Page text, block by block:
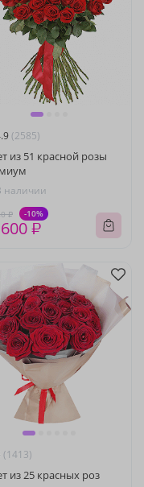
(2585)
из 51 красной розы
наличии
₽ -10%
₽
(1413)
из 25 красных роз